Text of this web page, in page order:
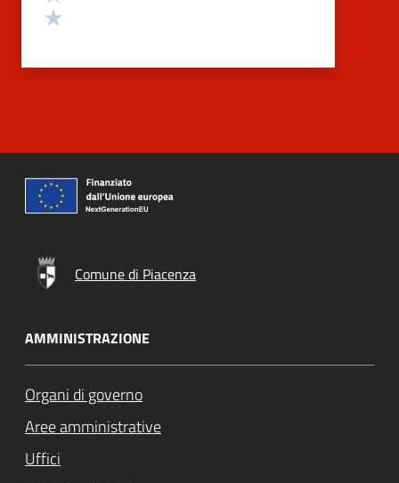
Comune di Piacenza
AMMINISTRAZIONE
Organi di governo
Aree amministrative
Uffici